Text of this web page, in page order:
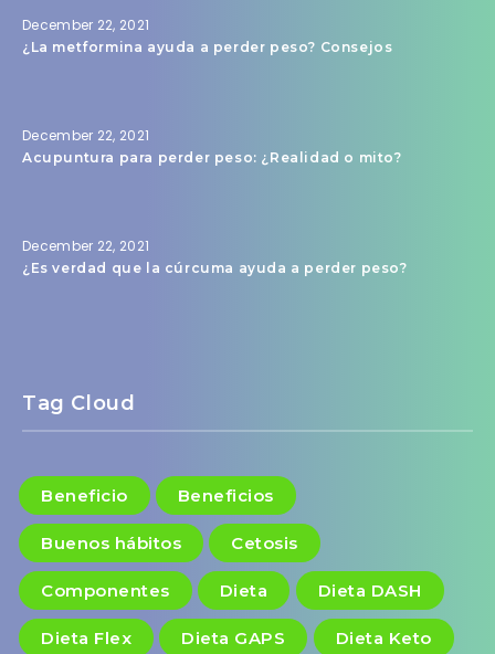
December 22, 2021
¿La metformina ayuda a perder peso? Consejos
December 22, 2021
Acupuntura para perder peso: ¿Realidad o mito?
December 22, 2021
¿Es verdad que la cúrcuma ayuda a perder peso?
Tag Cloud
Beneficio Beneficios
Buenos hábitos Cetosis
Componentes Dieta Dieta DASH
Dieta Flex Dieta GAPS Dieta Keto